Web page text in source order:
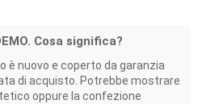
Cosa significa?
è nuovo e coperto da garanzia
di acquisto. Potrebbe mostrare
oppure la confezione